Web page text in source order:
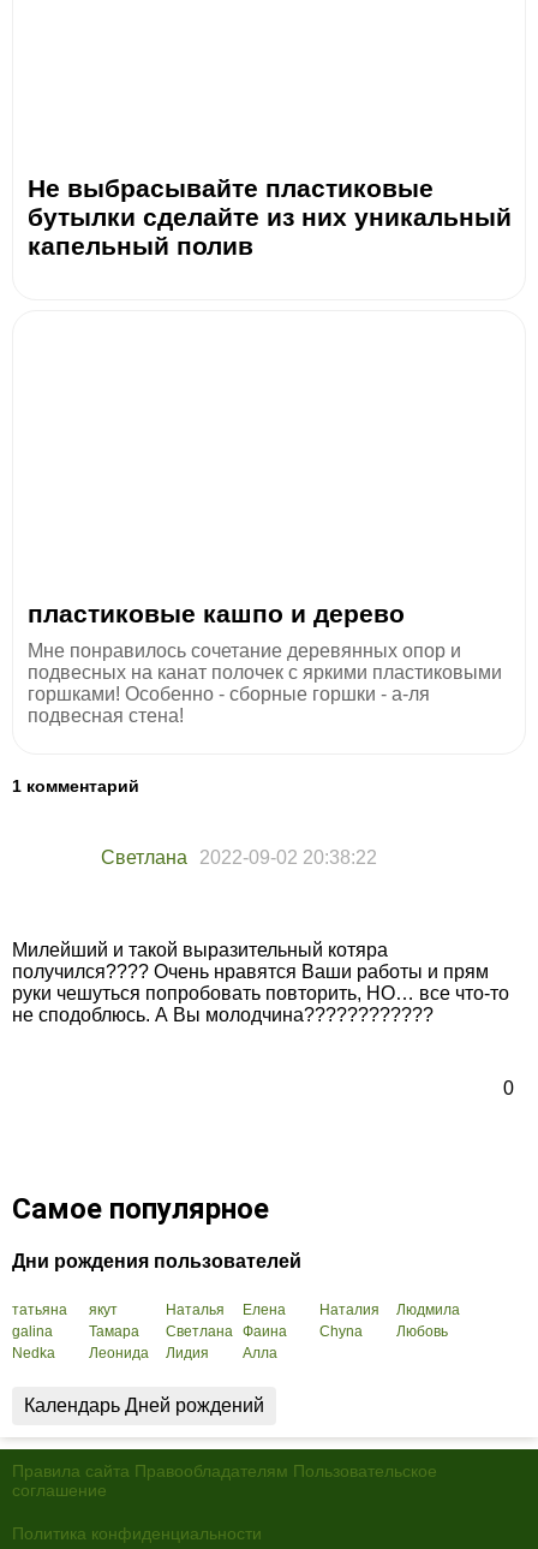
Не выбрасывайте пластиковые
бутылки сделайте из них уникальный
капельный полив
пластиковые кашпо и дерево
Мне понравилось сочетание деревянных опор и
подвесных на канат полочек с яркими пластиковыми
горшками! Особенно - сборные горшки - а-ля
подвесная стена!
1 комментарий
Светлана 2022-09-02 20:38:22
0
Милейший и такой выразительный котяра
получился???? Очень нравятся Ваши работы и прям
руки чешуться попробовать повторить, НО… все что-то
не сподоблюсь. А Вы молодчина????????????
Самое популярное
Дни рождения пользователей
татьяна якут Наталья Елена Наталия
Людмила
galina
Тамара Светлана Фаина Chyna
Любовь
Nedka
Леонида Лидия Алла
Календарь Дней рождений
Правила сайта Правообладателям Пользовательское
соглашение
Политика конфиденциальности